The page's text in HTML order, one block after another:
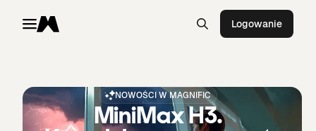
Toggle menu
Magnific Logowanie
NOWOŚCI W MAGNIFIC
MiniMax H3.